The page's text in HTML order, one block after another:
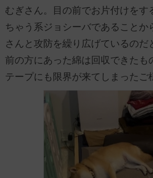
むぎさん。目の前でお片付けをす
ちゃう系ジョシーバであることか
さんと攻防を繰り広げているのだ
前の方にあった綿は回収できたも
テープにも限界が来てしまったご